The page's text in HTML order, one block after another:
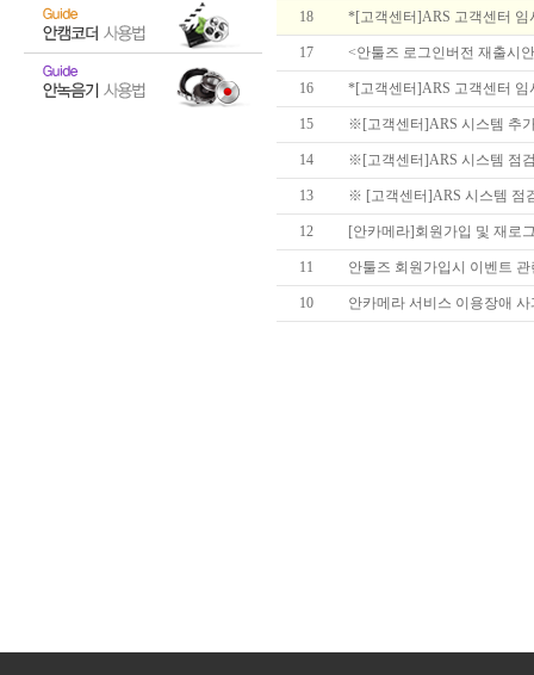
18 *[고객센터]ARS 고객센터 임
17 <안툴즈 로그인버전 재출시
16 *[고객센터]ARS 고객센터 임
15 ※[고객센터]ARS 시스템 추
14 ※[고객센터]ARS 시스템 점
13 ※ [고객센터]ARS 시스템 점
12 [안카메라]회원가입 및 재로
11 안툴즈 회원가입시 이벤트
10 안카메라 서비스 이용장애